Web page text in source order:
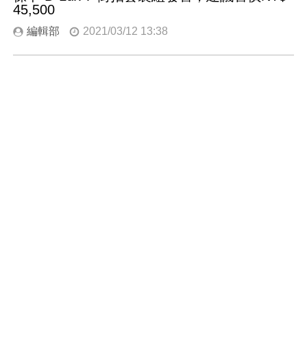
45,500
編輯部 2021/03/12 13:38